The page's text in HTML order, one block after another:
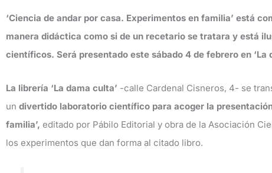
‘Ciencia de andar por casa. Experimentos en familia’ está
manera didáctica como si de un recetario se tratara y está
científicos. Será presentado este sábado 4 de febrero en ‘La
La librería ‘La dama culta’ -calle Cardenal Cisneros, 4- se
un divertido laboratorio científico para acoger la
familia’, editado por Pábilo Editorial y obra de la Asociación
los experimentos que dan forma al citado libro.